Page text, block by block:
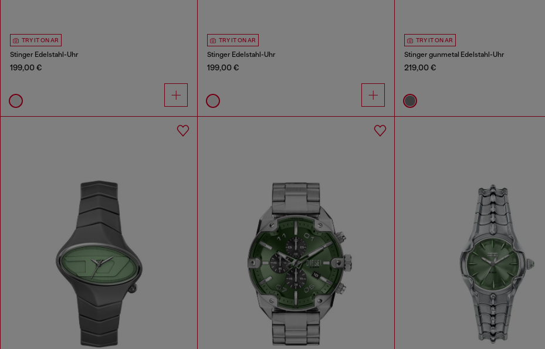
TRY IT ON AR
Stinger Edelstahl-Uhr
199,00 €
TRY IT ON AR
Stinger Edelstahl-Uhr
199,00 €
TRY IT ON AR
Stinger gunmetal Edelstahl-Uhr
219,00 €